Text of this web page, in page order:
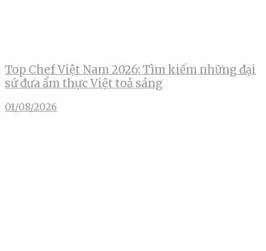
Top Chef Việt Nam 2026: Tìm kiếm những đại
sứ đưa ẩm thực Việt toả sáng
01/08/2026